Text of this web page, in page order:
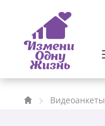
Видеоанкеты